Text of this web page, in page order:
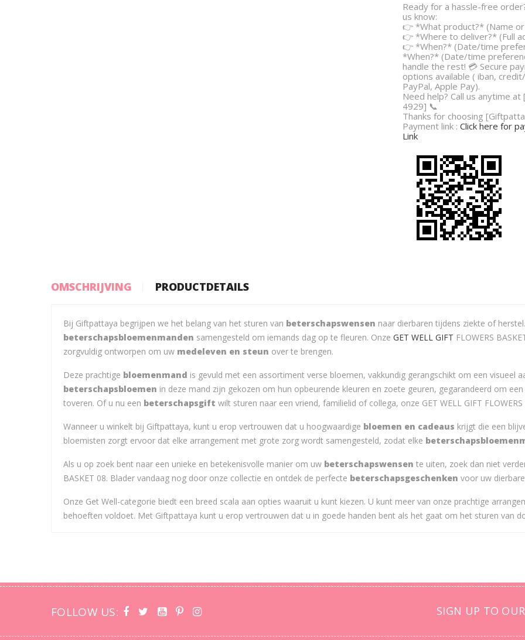
Ready for a hassle-free
us know:
👉 *What product?* (Name or
👉 *Where to deliver?* (Full
👉 *When?* (Date/time
*When?* (Date/time
handle the rest! 💳 Secure
options available ( iban,
PayPal, Apple Pay).
Need help? Call us anytime at
4929] 📞
Thanks for choosing
Payment link : Click here for
Link
OMSCHRIJVING PRODUCTDETAILS
Bij Giftpattaya begrijpen we het belang van het sturen van beterschapswensen naar dierbaren tijdens ziekte of
beterschapsbloemenmanden samengesteld om iemands dag op te fleuren. Onze GET WELL GIFT FLOWERS
zorgvuldig ontworpen om uw medeleven en steun over te brengen.
Deze prachtige bloemenmand is gevuld met een assortiment verse bloemen, vakkundig gerangschikt om een visueel
beterschapsbloemen in deze mand zijn gekozen om hun opbeurende kleuren en zoete geuren, gegarandeerd om
toveren. Of u nu een beterschapsgift wilt sturen naar een vriend, familielid of collega, onze GET WELL GIFT
Wanneer u winkelt bij Giftpattaya, kunt u erop vertrouwen dat u hoogwaardige bloemen en cadeaus krijgt die een
bloemisten zorgt ervoor dat elke arrangement met grote zorg wordt samengesteld, zodat elke
Als u op zoek bent naar een unieke en betekenisvolle manier om uw beterschapswensen te uiten, zoek dan niet
BASKET 08. Blader vandaag nog door onze collectie en ontdek de perfecte beterschapsgeschenken voor uw
Onze Get Well-categorie biedt een breed scala aan opties waaruit u kunt kiezen. U kunt meer van onze prachtige
behoeften voldoet. Met Giftpattaya kunt u erop vertrouwen dat u in goede handen bent als het gaat om het sturen van
SIGN UP TO
FOLLOW US: